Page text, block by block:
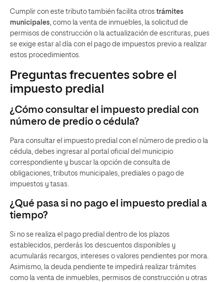
Cumplir con este tributo también facilita otros trámites
municipales, como la venta de inmuebles, la solicitud de
permisos de construcción o la actualización de escrituras, pues
se exige estar al día con el pago de impuestos previo a realizar
estos procedimientos.
Preguntas frecuentes sobre el
impuesto predial
¿Cómo consultar el impuesto predial con
número de predio o cédula?
Para consultar el impuesto predial con el número de predio o la
cédula, debes ingresar al portal oficial del municipio
correspondiente y buscar la opción de consulta de
obligaciones, tributos municipales, prediales o pago de
impuestos y tasas.
¿Qué pasa si no pago el impuesto predial a
tiempo?
Si no se realiza el pago predial dentro de los plazos
establecidos, perderás los descuentos disponibles y
acumularás recargos, intereses o valores pendientes por mora.
Asimismo, la deuda pendiente te impedirá realizar trámites
como la venta de inmuebles, permisos de construcción u otras